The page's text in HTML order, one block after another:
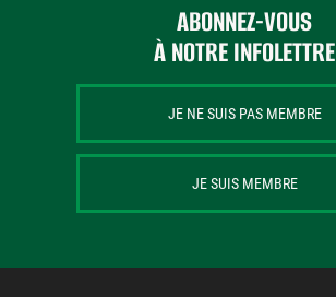
ABONNEZ-VOUS
À NOTRE INFOLETTRE
JE NE SUIS PAS MEMBRE
JE SUIS MEMBRE